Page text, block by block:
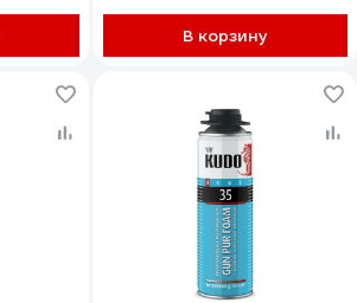
В корзину